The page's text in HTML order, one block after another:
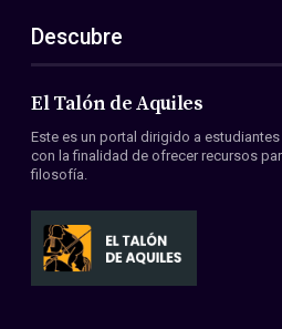
ES
EN
Acerca de nosotros
Miembros
Convenios
Descubre
El Talón de Aquiles
Este es un portal dirigido a
con la finalidad de ofrecer recursos
filosofía.